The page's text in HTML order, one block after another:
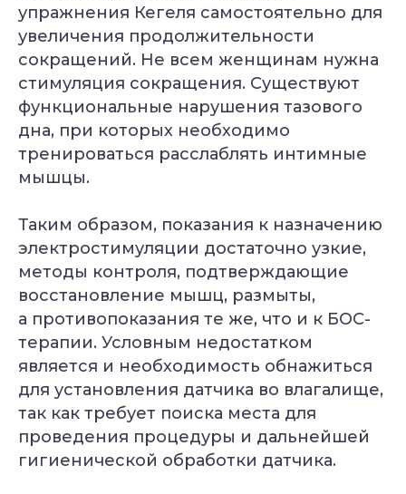
упражнения Кегеля самостоятельно для
увеличения продолжительности
сокращений. Не всем женщинам нужна
стимуляция сокращения. Существуют
функциональные нарушения тазового
дна, при которых необходимо
тренироваться расслаблять интимные
мышцы.
Таким образом, показания к назначению
электростимуляции достаточно узкие,
методы контроля, подтверждающие
восстановление мышц, размыты,
а противопоказания те же, что и к БОС-
терапии. Условным недостатком
является и необходимость обнажиться
для установления датчика во влагалище,
так как требует поиска места для
проведения процедуры и дальнейшей
гигиенической обработки датчика.
ПОДРОБНЕЕ